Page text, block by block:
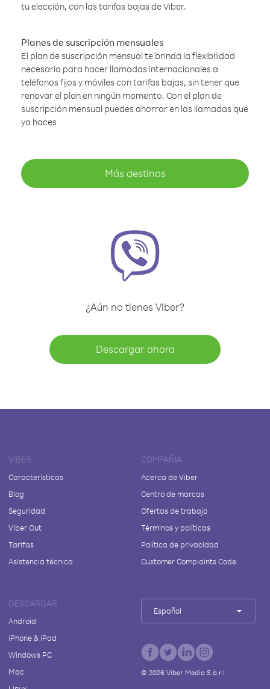
tu elección, con las tarifas bajas de Viber.
Planes de suscripción mensuales
El plan de suscripción mensual te brinda la flexibilidad
necesaria para hacer llamadas internacionales a
teléfonos fijos y móviles con tarifas bajas, sin tener que
renovar el plan en ningún momento. Con el plan de
suscripción mensual puedes ahorrar en las llamadas que
ya haces
Más destinos
¿Aún no tienes Viber?
Descargar ahora
VIBER
Características
Blog
Seguridad
Viber Out
Tarifas
Asistencia técnica
COMPAÑÍA
Acerca de Viber
Centro de marcas
Ofertas de trabajo
Términos y políticas
Política de privacidad
Customer Complaints Code
DESCARGAR
Android
iPhone & iPad
Windows PC
Mac
Español
© 2026Viber Media S.à r.l.